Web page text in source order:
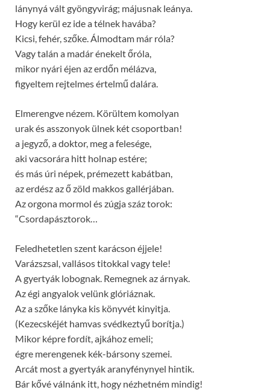
lánynyá vált gyöngyvirág; májusnak leánya.
Hogy kerül ez ide a télnek havába?
Kicsi, fehér, szőke. Álmodtam már róla?
Vagy talán a madár énekelt őróla,
mikor nyári éjen az erdőn mélázva,
figyeltem rejtelmes értelmű dalára.
Elmerengve nézem. Körültem komolyan
urak és asszonyok ülnek két csoportban!
a jegyző, a doktor, meg a felesége,
aki vacsorára hitt holnap estére;
és más úri népek, prémezett kabátban,
az erdész az ő zöld makkos gallérjában.
Az orgona mormol és zúgja száz torok:
“Csordapásztorok…
Feledhetetlen szent karácson éjjele!
Varázszsal, vallásos titokkal vagy tele!
A gyertyák lobognak. Remegnek az árnyak.
Az égi angyalok velünk glóriáznak.
Az a szőke lányka kis könyvét kinyitja.
(Kezecskéjét hamvas svédkeztyű borítja.)
Mikor képre fordít, ajkához emeli;
égre merengenek kék-bársony szemei.
Arcát most a gyertyák aranyfénynyel hintik.
Bár kővé válnánk itt, hogy nézhetném mindig!